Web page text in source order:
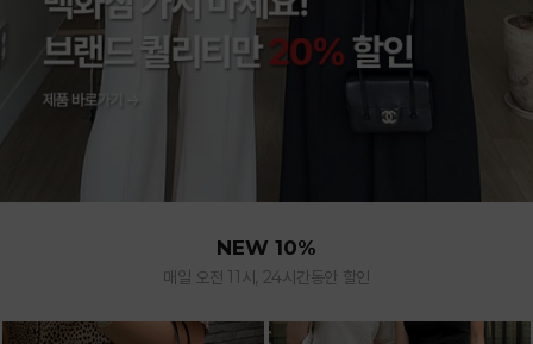
NEW 10%
매일 오전 11시, 24시간동안 할인